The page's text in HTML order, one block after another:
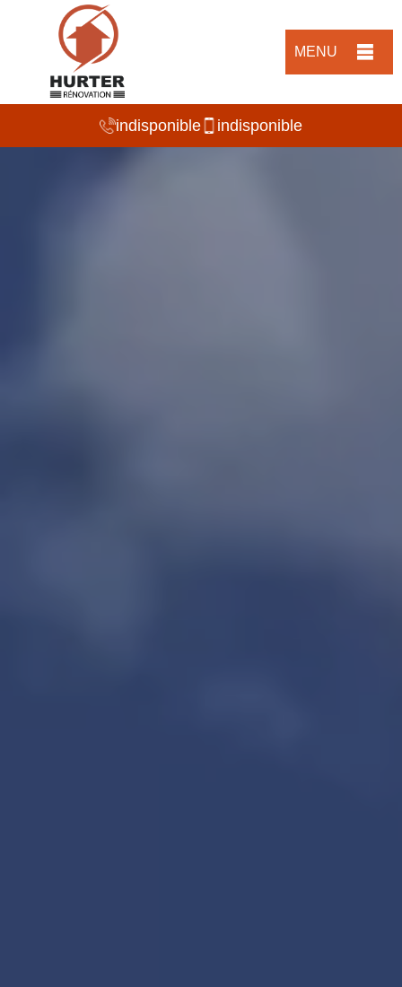
MENU
indisponible indisponible